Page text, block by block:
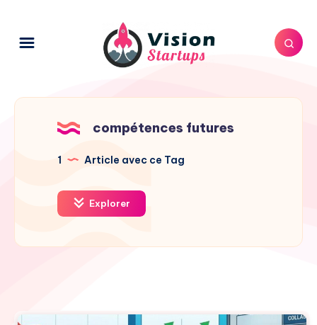
compétences futures
1 Article avec ce Tag
Explorer